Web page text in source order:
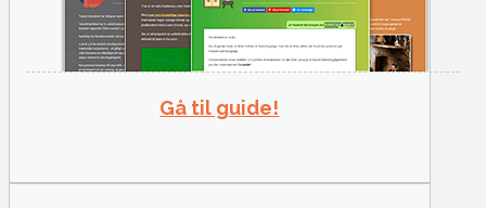
Gå til guide!